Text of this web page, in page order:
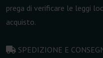
prega di verificare le leggi
acquisto.
SPEDIZIONE E